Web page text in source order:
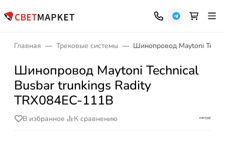
Главная Трековые системы Шинопровод Maytoni
Шинопровод Maytoni Technical
Busbar trunkings Radity
TRX084EC-111B
В избранное К сравнению